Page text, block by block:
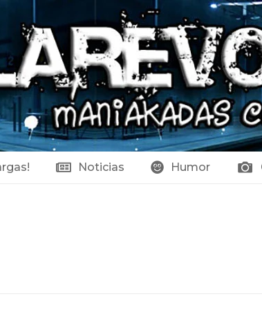
Noticias Humor